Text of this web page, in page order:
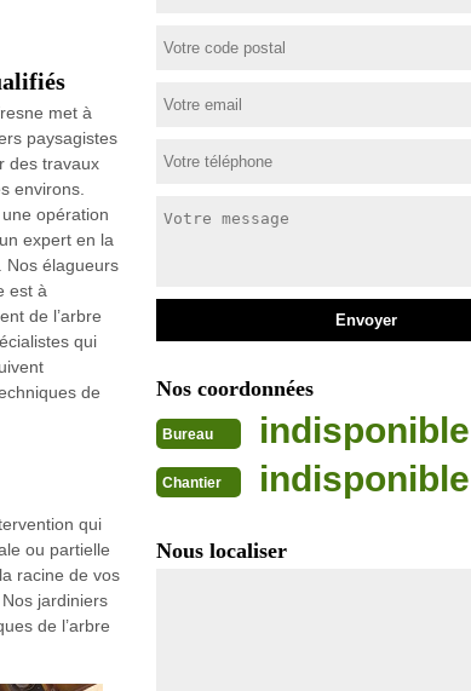
met à
paysagistes
des travaux
environs.
opération
expert en la
Nos élagueurs
est à
de l’arbre
qui
de
qui
ou partielle
racine de vos
jardiniers
de l’arbre
Nos coordonnées
Bureau indisponible
Chantier indisponible
Nous localiser